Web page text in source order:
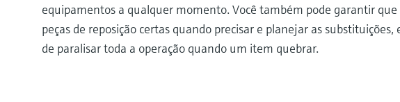
equipamentos a qualquer momento. Você também pode garantir que
peças de reposição certas quando precisar e planejar as substituições,
de paralisar toda a operação quando um item quebrar.